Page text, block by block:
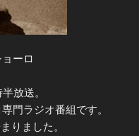
ーロ
放送。
門ラジオ番組です。
りました。